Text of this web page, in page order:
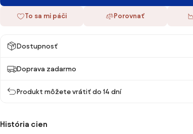
To sa mi páči Porovnať
Dostupnosť
Doprava zadarmo
Produkt môžete vrátiť do 14 dní
História cien